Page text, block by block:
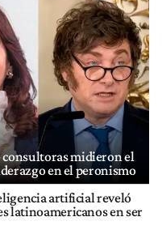
consultoras midieron el
en el peronismo
artificial reveló
latinoamericanos en ser